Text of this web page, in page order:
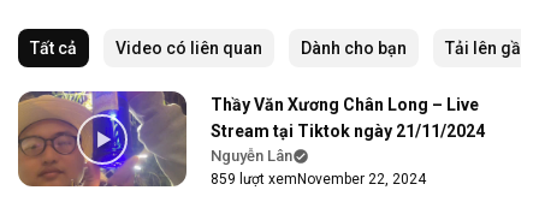
Tất cả Video có liên quan Dành cho bạn Tải lên gần
Thầy Văn Xương Chân Long – Live
Stream tại Tiktok ngày 21/11/2024
Nguyễn Lân
859 lượt xem November 22, 2024